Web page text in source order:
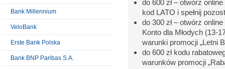
Bank Millennium
VeloBank
Erste Bank Polska
Bank BNP Paribas S.A.
do 600 zł – otwórz
kod LATO i spełnij
do 300 zł – otwórz
Konto dla Młodych (13-
warunki promocji „Letni
do 600 zł kodu
warunków promocji